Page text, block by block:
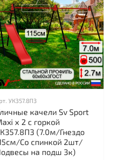
УК357.8П3
качели Sv Sport
х 2 с горкой
(7.0м/Гнездо
Со спинкой 2шт/
на подш 3к)